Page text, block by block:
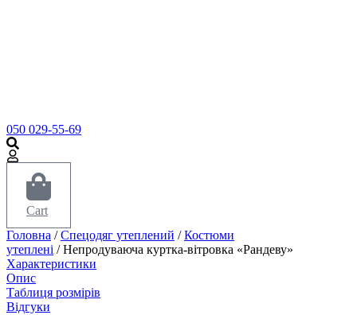
050 029-55-69
Cart
Головна /Спецодяг утеплений /Костюми
утеплені / Непродуваюча куртка-вітровка «Рандеву»
Характеристики
Опис
Таблиця розмірів
Відгуки